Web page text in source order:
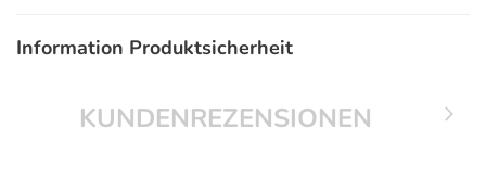
Information Produktsicherheit
KUNDENREZENSIONEN